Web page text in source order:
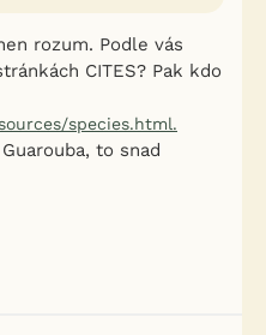
rozum. Podle vás
CITES? Pak kdo
species.html.
to snad